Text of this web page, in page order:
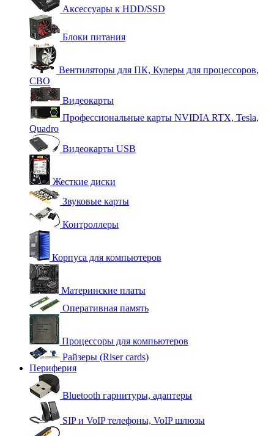
Аксессуары к HDD/SSD
Блоки питания
Вентиляторы для ПК, Кулеры для процессоров,
СВО
Видеокарты
Профессиональные карты NVIDIA RTX, Tesla,
Quadro
Видеокарты USB
Жесткие диски
Звуковые карты
Контроллеры
Корпуса для компьютеров
Материнские платы
Оперативная память
Процессоры для компьютеров
Райзеры (Riser cards)
Периферия
Bluetooth гарнитуры, адаптеры
SIP и VoIP телефоны, VoIP шлюзы